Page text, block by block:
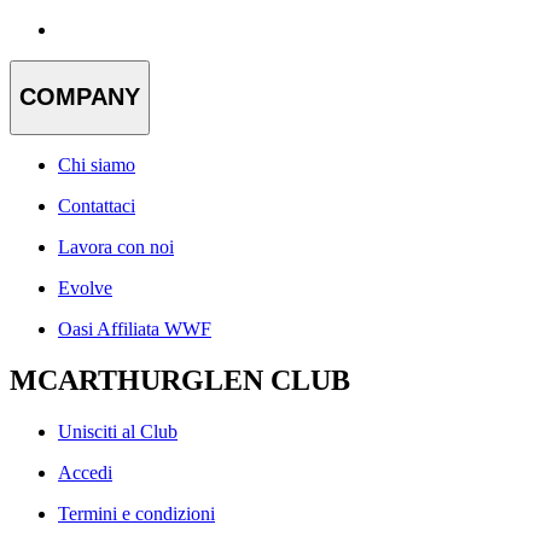
COMPANY
Chi siamo
Contattaci
Lavora con noi
Evolve
Oasi Affiliata WWF
MCARTHURGLEN CLUB
Unisciti al Club
Accedi
Termini e condizioni